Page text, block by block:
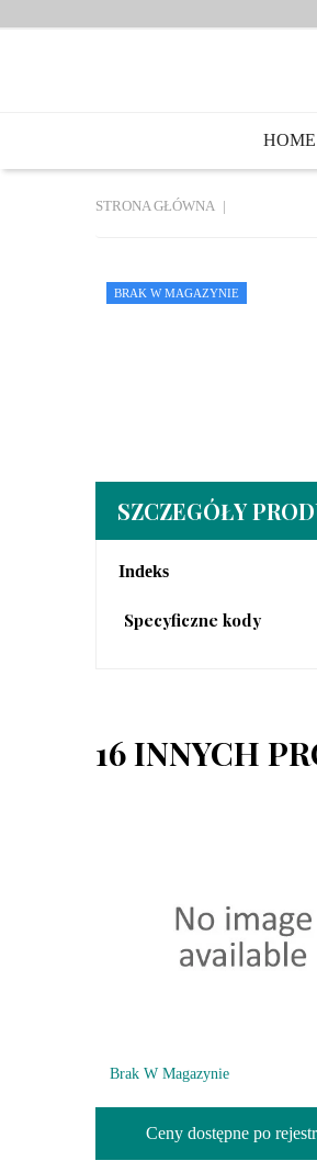
HOME
STRONA GŁÓWNA
BRAK W MAGAZYNIE
SZCZEGÓŁY
Indeks
Specyficzne kody
16 INNYCH
Brak W Magazynie
Ceny dostępne po